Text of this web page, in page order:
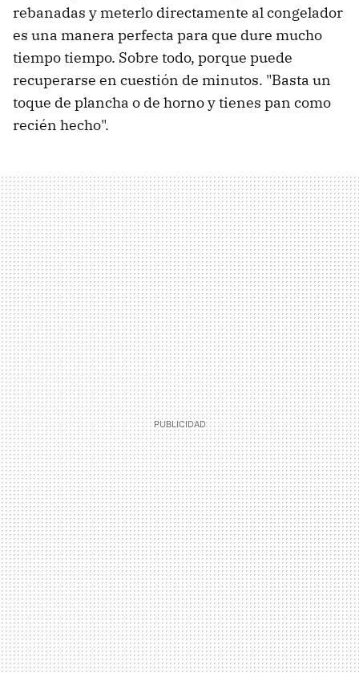
rebanadas y meterlo directamente al congelador
es una manera perfecta para que dure mucho
tiempo tiempo. Sobre todo, porque puede
recuperarse en cuestión de minutos. "Basta un
toque de plancha o de horno y tienes pan como
recién hecho".